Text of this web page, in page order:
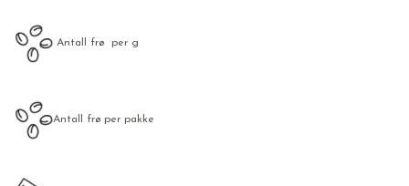
Antall frø per g
Antall frø per pakke